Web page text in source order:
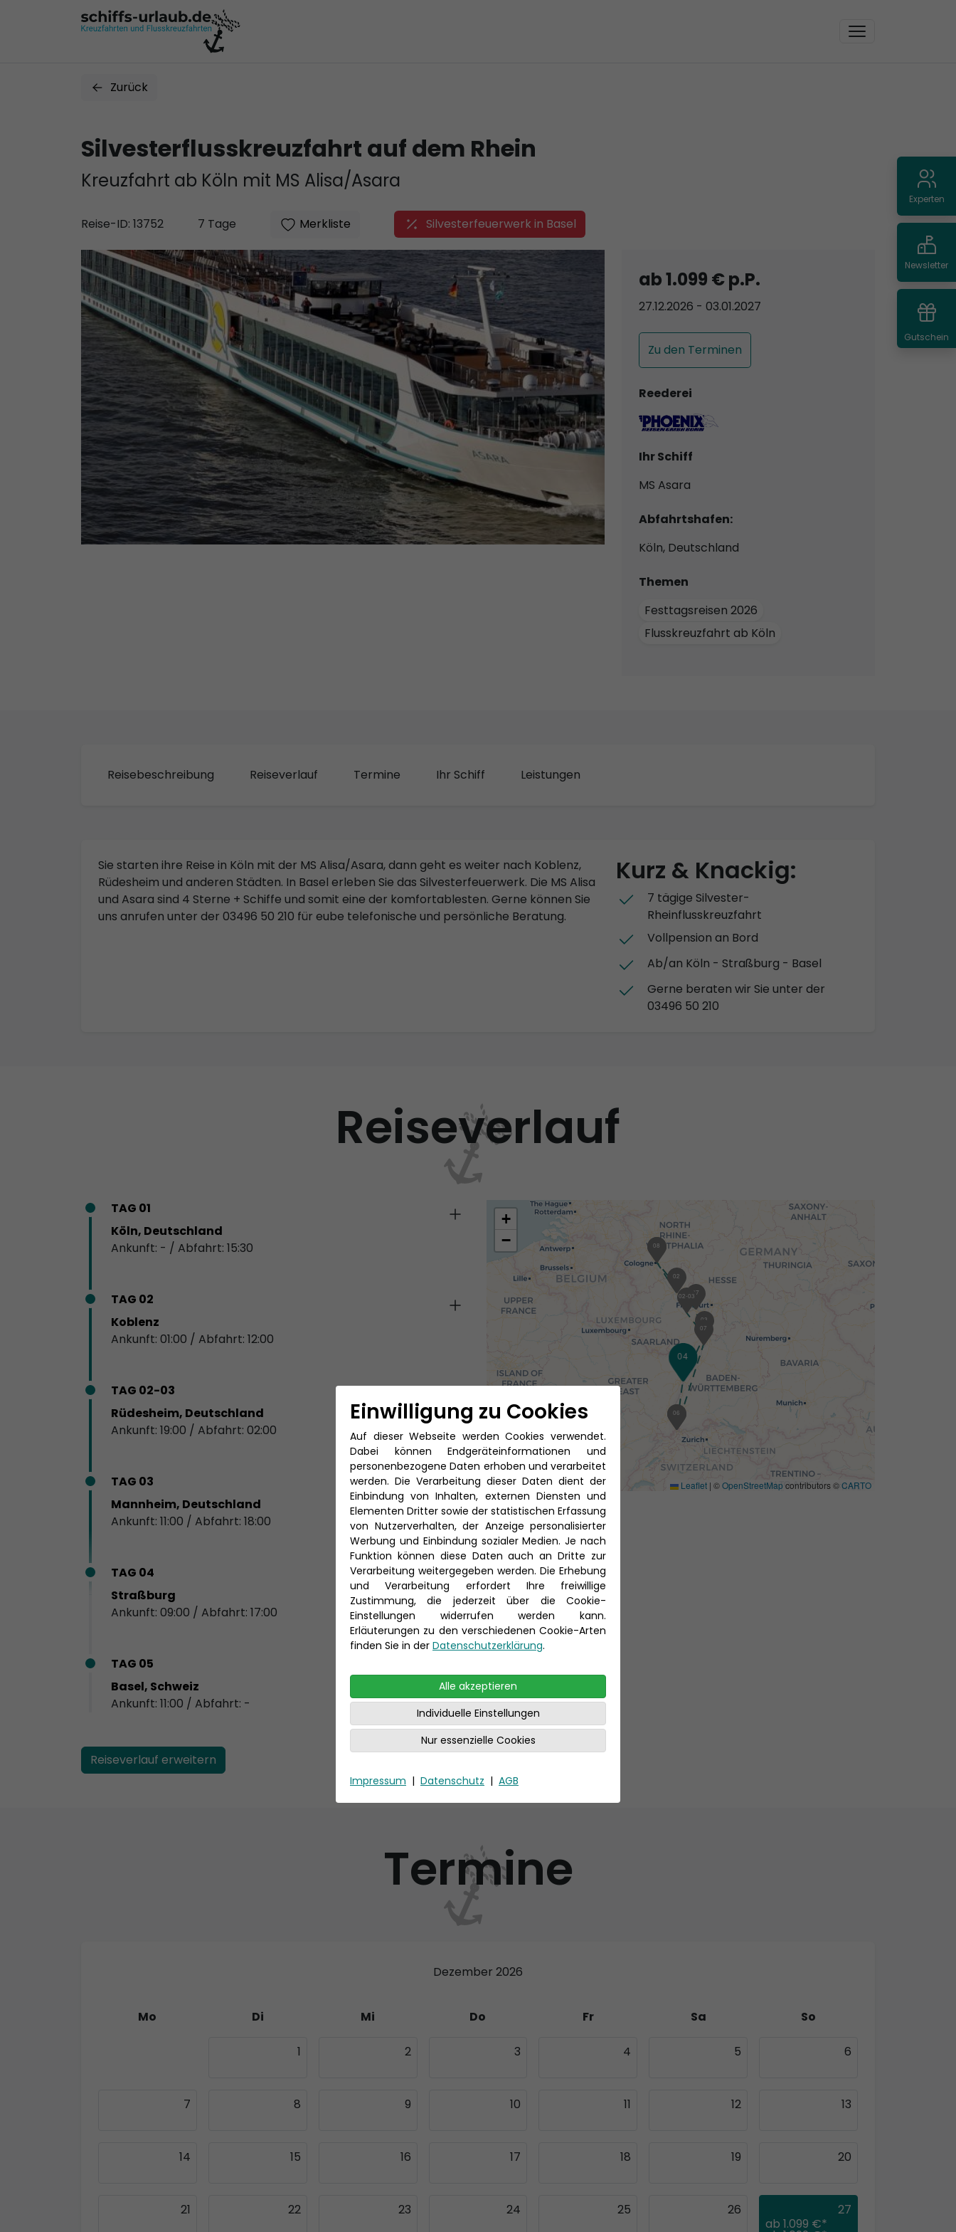
Zurück
Silvesterflusskreuzfahrt auf dem Rhein
Kreuzfahrt ab Köln mit MS Alisa/Asara
Reise-ID: 13752 7 Tage Merkliste Silvesterfeuerwerk in Basel
ab 1.099 € p.P.
27.12.2026 - 03.01.2027
Zu den Terminen
Reederei
Ihr Schiff
MS Asara
Abfahrtshafen:
Köln, Deutschland
Themen
Festtagsreisen 2026
Flusskreuzfahrt ab Köln
Reisebeschreibung Reiseverlauf Termine Ihr Schiff Leistungen
Sie starten ihre Reise in Köln mit der MS Alisa/Asara, dann geht es weiter nach Koblenz,
Rüdesheim und anderen Städten. In Basel erleben Sie das Silvesterfeuerwerk. Die MS Alisa
und Asara sind 4 Sterne + Schiffe und somit eine der komfortablesten. Gerne können Sie
uns anrufen unter der 03496 50 210 für eube telefonische und persönliche Beratung.
Kurz & Knackig:
7 tägige Silvester-
Rheinflusskreuzfahrt
Vollpension an Bord
Ab/an Köln - Straßburg - Basel
Gerne beraten wir Sie unter der
03496 50 210
Reiseverlauf
01
02
02-03
03
04
05
06
07
07
08
+
−
Leaflet | ©OpenStreetMap contributors ©CARTO
TAG 01
Köln, Deutschland
Ankunft: - / Abfahrt: 15:30
TAG 02
Koblenz
Ankunft: 01:00 / Abfahrt: 12:00
TAG 02-03
Rüdesheim, Deutschland
Ankunft: 19:00 / Abfahrt: 02:00
TAG 03
Mannheim, Deutschland
Ankunft: 11:00 / Abfahrt: 18:00
TAG 04
Straßburg
Ankunft: 09:00 / Abfahrt: 17:00
TAG 05
Basel, Schweiz
Ankunft: 11:00 / Abfahrt: -
Reiseverlauf erweitern
Termine
Dezember 2026
Mo Di Mi Do Fr Sa
So
1 2 3 4 5 6
7 8 9 10 11 12 13
14 15 16 17 18 19 20
21 22 23 24 25
26
ab 1.099 €*
27
Experten
Newsletter
Gutschein
Einwilligung zu Cookies
Auf dieser Webseite werden Cookies verwendet.
Dabei können Endgeräteinformationen und
personenbezogene Daten erhoben und verarbeitet
werden. Die Verarbeitung dieser Daten dient der
Einbindung von Inhalten, externen Diensten und
Elementen Dritter sowie der statistischen Erfassung
von Nutzerverhalten, der Anzeige personalisierter
Werbung und Einbindung sozialer Medien. Je nach
Funktion können diese Daten auch an Dritte zur
Verarbeitung weitergegeben werden. Die Erhebung
und Verarbeitung erfordert Ihre freiwillige
Zustimmung, die jederzeit über die Cookie-
Einstellungen widerrufen werden kann.
Erläuterungen zu den verschiedenen Cookie-Arten
finden Sie in der Datenschutzerklärung.
Alle akzeptieren
Individuelle Einstellungen
Nur essenzielle Cookies
Impressum | Datenschutz | AGB